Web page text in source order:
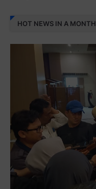
HOT NEWS IN A MONTH